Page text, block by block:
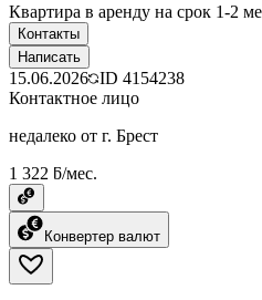
Квартира в аренду на срок 1-2
Контакты
Написать
15.06.2026 ID 4154238
Контактное лицо
недалеко от г. Брест
1 322 ƃ/мес.
Конвертер валют